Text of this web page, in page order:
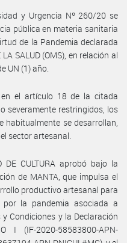
y Urgencia Nº 260/20 se
pública en materia sanitaria
de la Pandemia declarada
SALUD (OMS), en relación al
UN (1) año.
el artículo 18 de la citada
severamente restringidos, los
habitualmente se desarrollan,
sector artesanal.
CULTURA aprobó bajo la
de MANTA, que impulsa el
productivo artesanal para
la pandemia asociada a
Condiciones y la Declaración
I (IF-2020-58583800-APN-